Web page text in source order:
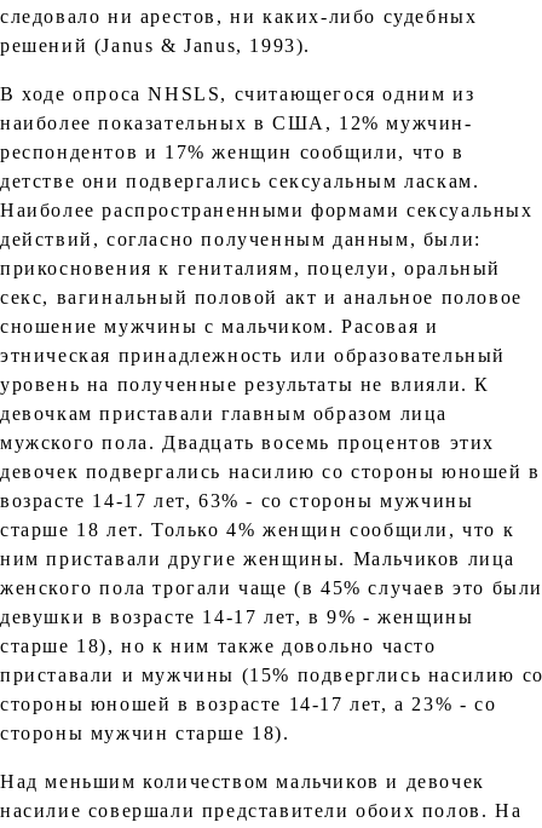
следовало ни арестов, ни каких-либо судебных
решений (Janus & Janus, 1993).
В ходе опроса NHSLS, считающегося одним из
наиболее показательных в США, 12% мужчин-
респондентов и 17% женщин сообщили, что в
детстве они подвергались сексуальным ласкам.
Наиболее распространенными формами сексуальных
действий, согласно полученным данным, были:
прикосновения к гениталиям, поцелуи, оральный
секс, вагинальный половой акт и анальное половое
сношение мужчины с мальчиком. Расовая и
этническая принадлежность или образовательный
уровень на полученные результаты не влияли. К
девочкам приставали главным образом лица
мужского пола. Двадцать восемь процентов этих
девочек подвергались насилию со стороны юношей в
возрасте 14-17 лет, 63% - со стороны мужчины
старше 18 лет. Только 4% женщин сообщили, что к
ним приставали другие женщины. Мальчиков лица
женского пола трогали чаще (в 45% случаев это
девушки в возрасте 14-17 лет, в 9% - женщины
старше 18), но к ним также довольно часто
приставали и мужчины (15% подверглись насилию
стороны юношей в возрасте 14-17 лет, а 23% - со
стороны мужчин старше 18).
Над меньшим количеством мальчиков и девочек
насилие совершали представители обоих полов. На